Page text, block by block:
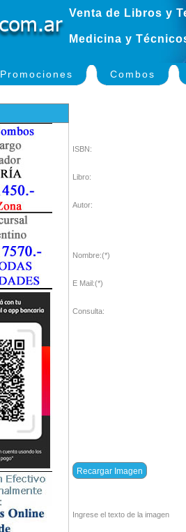
Venta de Libros y
Medicina y
Promociones Combos
ISBN:
Libro:
Autor:
Nombre:(*)
E Mail:(*)
Consulta:
Ingrese el texto de la imagen